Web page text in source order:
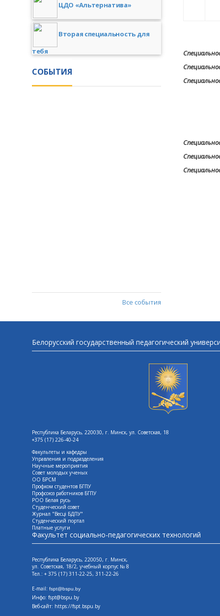
ЦДО «Альтернатива»
Вторая специальность для
тебя
СОБЫТИЯ
Все события
Белорусский государственный педагогический
Республика Беларусь, 220030, г. Минск, ул. Советская, 18
+375 (17) 226-40-24
Факультеты и кафедры
Управления и подразделения
Научные мероприятия
Совет молодых ученых
ОО БРСМ
Профком студентов БГПУ
Профсоюз работников БГПУ
РОО Белая русь
Студенческий совет
Журнал "Весцi БДПУ"
Студенческий портал
Платные услуги
Факультет социально-педагогических технологий
Республика Беларусь, 220050, г. Минск,
ул. Советская, 18/2, учебный корпус № 8
Тел.: + 375 (17) 311-22-25, 311-22-26
E-mail: fspt@bspu.by
Инфо: fspt@bspu.by
Веб-сайт: https://fspt.bspu.by